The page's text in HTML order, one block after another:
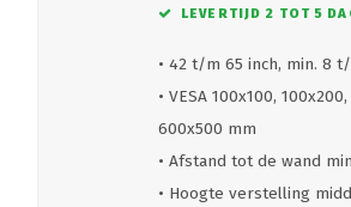
LEVERTIJD 2 TOT 5
• 42 t/m 65 inch, min. 8
• VESA 100x100,
600x500 mm
• Afstand tot de wand
• Hoogte verstelling